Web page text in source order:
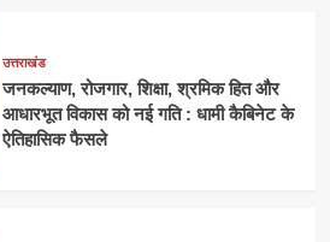
उत्तराखंड
जनकल्याण, रोजगार, शिक्षा, श्रमिक हित और
आधारभूत विकास को नई गति : धामी कैबिनेट के
ऐतिहासिक फैसले